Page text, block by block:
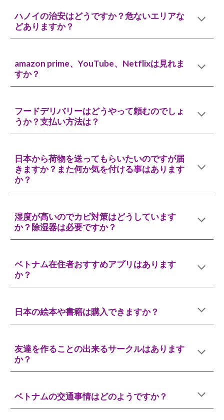
ハノイの治安はどうですか？危ないエリアな
どありますか？
amazon prime、YouTube、Netflixは見れま
すか？
フードデリバリーはどうやって頼むのでしょ
うか？支払い方法は？
日本から荷物を送ってもらいたいのですが届
きますか？また何か気を付ける事はあります
か？
湿度が高いのでカビ対策はどうしています
か？除湿器は必要ですか？
ベトナム在住者おすすめアプリはあります
か？
日本の絵本や書籍は購入できますか？
友達を作ることの出来るサークルはあります
か？
ベトナムの交通事情はどのようですか？